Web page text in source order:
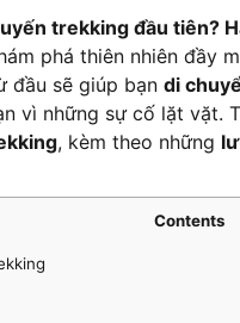
trekking đầu tiên?
phá thiên nhiên đầy
đầu sẽ giúp bạn di
vì những sự cố lặt vặt.
, kèm theo những
Contents